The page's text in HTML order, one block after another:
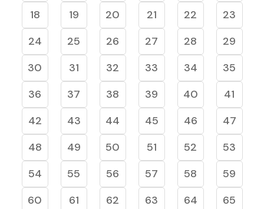
18
19 20 21 22
23
24
25 26 27 28
29
30
31 32 33 34
35
36
37 38 39 40
41
42
43 44 45 46
47
48
49 50 51 52
53
54
55 56 57 58
59
60
61 62 63 64
65